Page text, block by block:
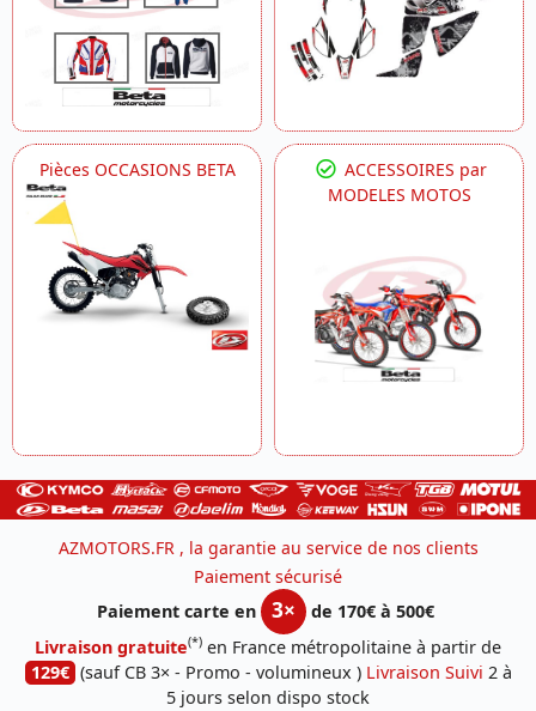
Pièces OCCASIONS BETA
ACCESSOIRES par
MODELES MOTOS
AZMOTORS.FR , la garantie au service de nos clients
Paiement sécurisé
Paiement carte en
3×
de 170€ à 500€
Livraison gratuite(*) en France métropolitaine à partir de
129€ (sauf CB 3× - Promo - volumineux ) Livraison Suivi 2 à
5 jours selon dispo stock